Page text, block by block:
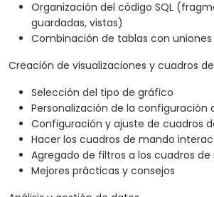
Organización del código SQL
guardadas, vistas)
Combinación de tablas con uniones
Creación de visualizaciones y cuadros
Selección del tipo de gráfico
Personalización de la configuración
Configuración y ajuste de cuadros
Hacer los cuadros de mando
Agregado de filtros a los cuadros
Mejores prácticas y consejos